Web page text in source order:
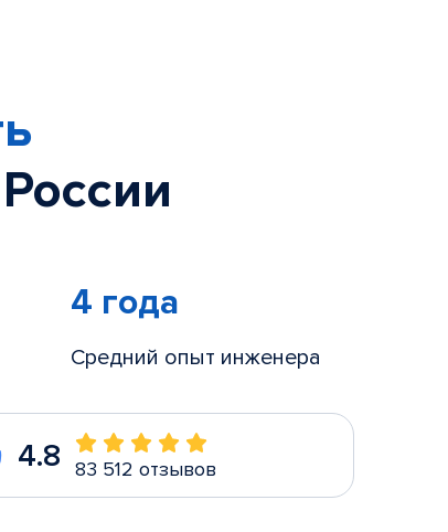
4 года
Средний опыт инженера
4.8 83 512 отзывов